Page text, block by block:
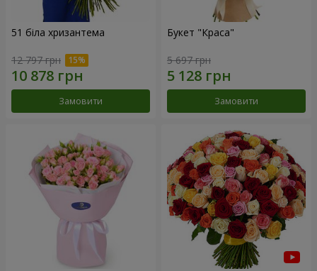
51 біла хризантема
12 797 грн
Замовити
Букет "Краса"
5 697 грн
Замовити